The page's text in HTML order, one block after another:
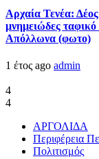
Αρχαία Τενέα:
μνημειώδες ταφικό
Απόλλωνα (φωτο)
1 έτος ago admin
4
4
ΑΡΓΟΛΙΔΑ
Περιφέρεια
Πολιτισμός